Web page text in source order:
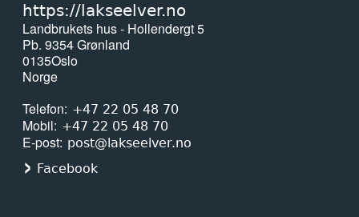
https://lakseelver.no
Landbrukets hus - Hollendergt 5
Pb. 9354 Grønland
0135Oslo
Norge
Telefon
+47 22 05 48 70
Mobil +47 22 05 48 70
E-post post@lakseelver.no
Facebook